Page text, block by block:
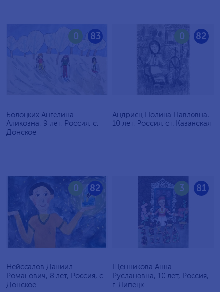
83
0
Болоцких Ангелина
Аликовна, 9 лет, Россия, с.
Донское
82
0
Андриец Полина Павловна,
10 лет, Россия, ст. Казанская
82
0
Нейссалов Даниил
Романович, 8 лет, Россия, с.
Донское
81
3
Щенникова Анна
Руслановна, 10 лет, Россия,
г. Липецк